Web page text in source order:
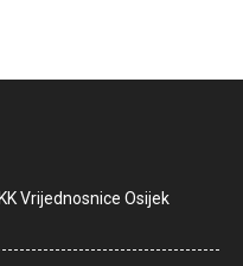
Vrijednosnice Osijek